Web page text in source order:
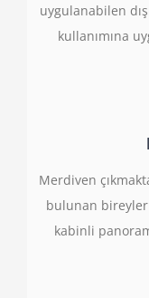
uygulanabilen
kullanımına
Merdiven
bulunan bireyler
kabinli